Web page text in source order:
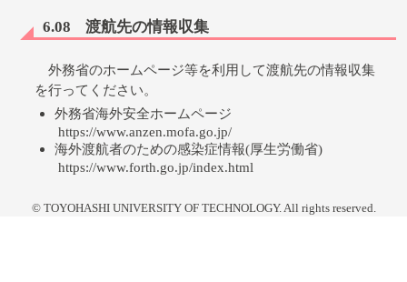
6.08 渡航先の情報収集
外務省のホームページ等を利用して渡航先の情報収集
を行ってください。
外務省海外安全ホームページ
https://www.anzen.mofa.go.jp/
海外渡航者のための感染症情報(厚生労働省)
https://www.forth.go.jp/index.html
6.09 その他
© TOYOHASHI UNIVERSITY OF TECHNOLOGY. All rights reserved.